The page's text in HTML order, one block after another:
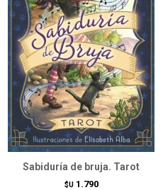
Sabiduría de bruja. Tarot
$U 1.790